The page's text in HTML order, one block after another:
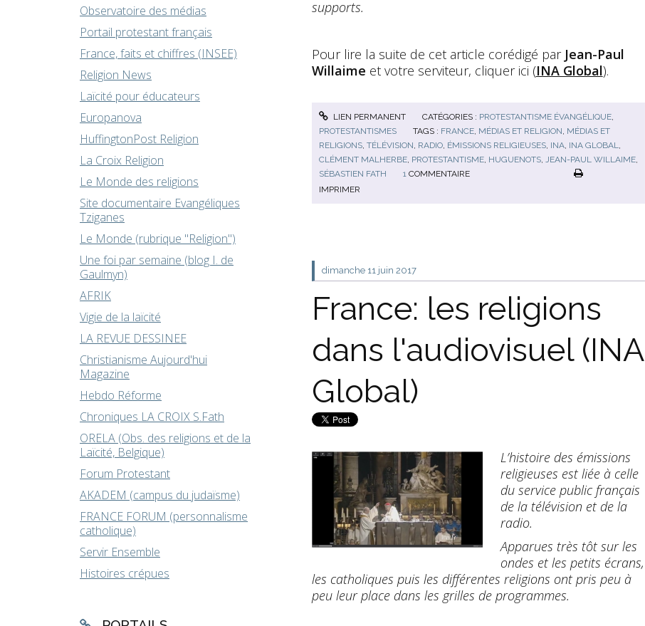
Observatoire des médias
Portail protestant français
France, faits et chiffres (INSEE)
Religion News
Laïcité pour éducateurs
Europanova
HuffingtonPost Religion
La Croix Religion
Le Monde des religions
Site documentaire Evangéliques
Tziganes
Le Monde (rubrique "Religion")
Une foi par semaine (blog I. de
Gaulmyn)
AFRIK
Vigie de la laïcité
LA REVUE DESSINEE
Christianisme Aujourd'hui
Magazine
Hebdo Réforme
Chroniques LA CROIX S.Fath
ORELA (Obs. des religions et de la
Laïcité, Belgique)
Forum Protestant
AKADEM (campus du judaïsme)
FRANCE FORUM (personnalisme
catholique)
Servir Ensemble
Histoires crépues
supports.
Pour lire la suite de cet article corédigé par Jean-Paul
Willaime et votre serviteur, cliquer ici (INA Global).
LIEN PERMANENT CATÉGORIES : PROTESTANTISME ÉVANGÉLIQUE
PROTESTANTISMES
TAGS : FRANCE, MÉDIAS ET RELIGION MÉDIAS ET
RELIGIONS, TÉLÉVISION RADIO, ÉMISSIONS RELIGIEUSES, INA, INA GLOBAL
CLÉMENT MALHERBE, PROTESTANTISME, HUGUENOTS, JEAN-PAUL WILLAIME,
SÉBASTIEN FATH
1 COMMENTAIRE
IMPRIMER
dimanche 11 juin 2017
France: les religions
dans l'audiovisuel (INA
Global)
L’histoire des émissions
religieuses est liée à celle
du service public français
de la télévision et de la
radio.
Apparues très tôt sur les
ondes et les petits écrans,
les catholiques puis les différentes religions ont pris peu à
peu leur place dans les grilles de programmes.